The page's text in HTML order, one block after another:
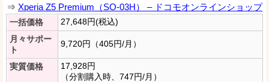
⇒ Xperia Z5 Premium（SO-03H） – ドコモオンラインショップ
一括価格
27,648円(税込)
月々サポー
ト
9,720円（405円/月）
実質価格
17,928円
（分割購入時、747円/月）